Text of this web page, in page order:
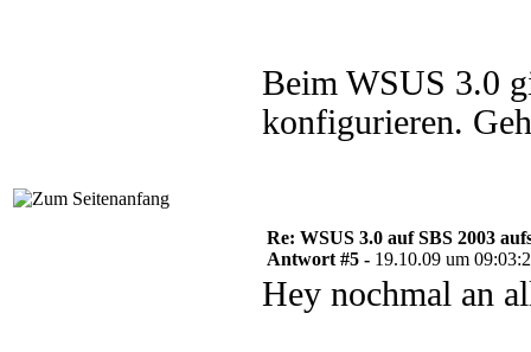
Beim WSUS 3.0
konfigurieren.
Re: WSUS 3.0 auf SBS 2003
Antwort #5 - 19.10.09 um
Hey nochmal an